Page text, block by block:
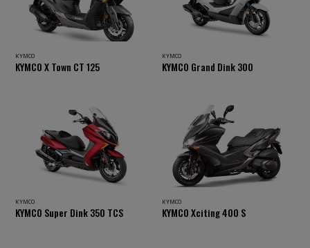
KYMCO
KYMCO X Town CT 125
KYMCO
KYMCO Grand Dink 300
KYMCO
KYMCO Super Dink 350 TCS
KYMCO
KYMCO Xciting 400 S